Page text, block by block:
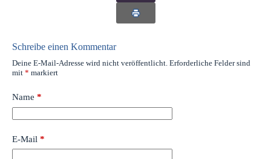
Schreibe einen Kommentar
Deine E-Mail-Adresse wird nicht veröffentlicht. Erforderliche Felder sind
mit * markiert
Name *
E-Mail *